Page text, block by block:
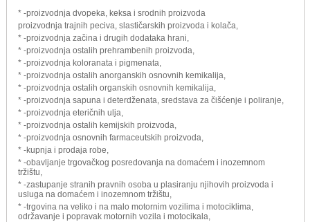
* -proizvodnja dvopeka, keksa i srodnih proizvoda
proizvodnja trajnih peciva, slastičarskih proizvoda i kolača,
* -proizvodnja začina i drugih dodataka hrani,
* -proizvodnja ostalih prehrambenih proizvoda,
* -proizvodnja koloranata i pigmenata,
* -proizvodnja ostalih anorganskih osnovnih kemikalija,
* -proizvodnja ostalih organskih osnovnih kemikalija,
* -proizvodnja sapuna i deterdženata, sredstava za čišćenje i poliranje,
* -proizvodnja eteričnih ulja,
* -proizvodnja ostalih kemijskih proizvoda,
* -proizvodnja osnovnih farmaceutskih proizvoda,
* -kupnja i prodaja robe,
* -obavljanje trgovačkog posredovanja na domaćem i inozemnom
tržištu,
* -zastupanje stranih pravnih osoba u plasiranju njihovih proizvoda i
usluga na domaćem i inozemnom tržištu,
* -trgovina na veliko i na malo motornim vozilima i motociklima,
održavanje i popravak motornih vozila i motocikala,